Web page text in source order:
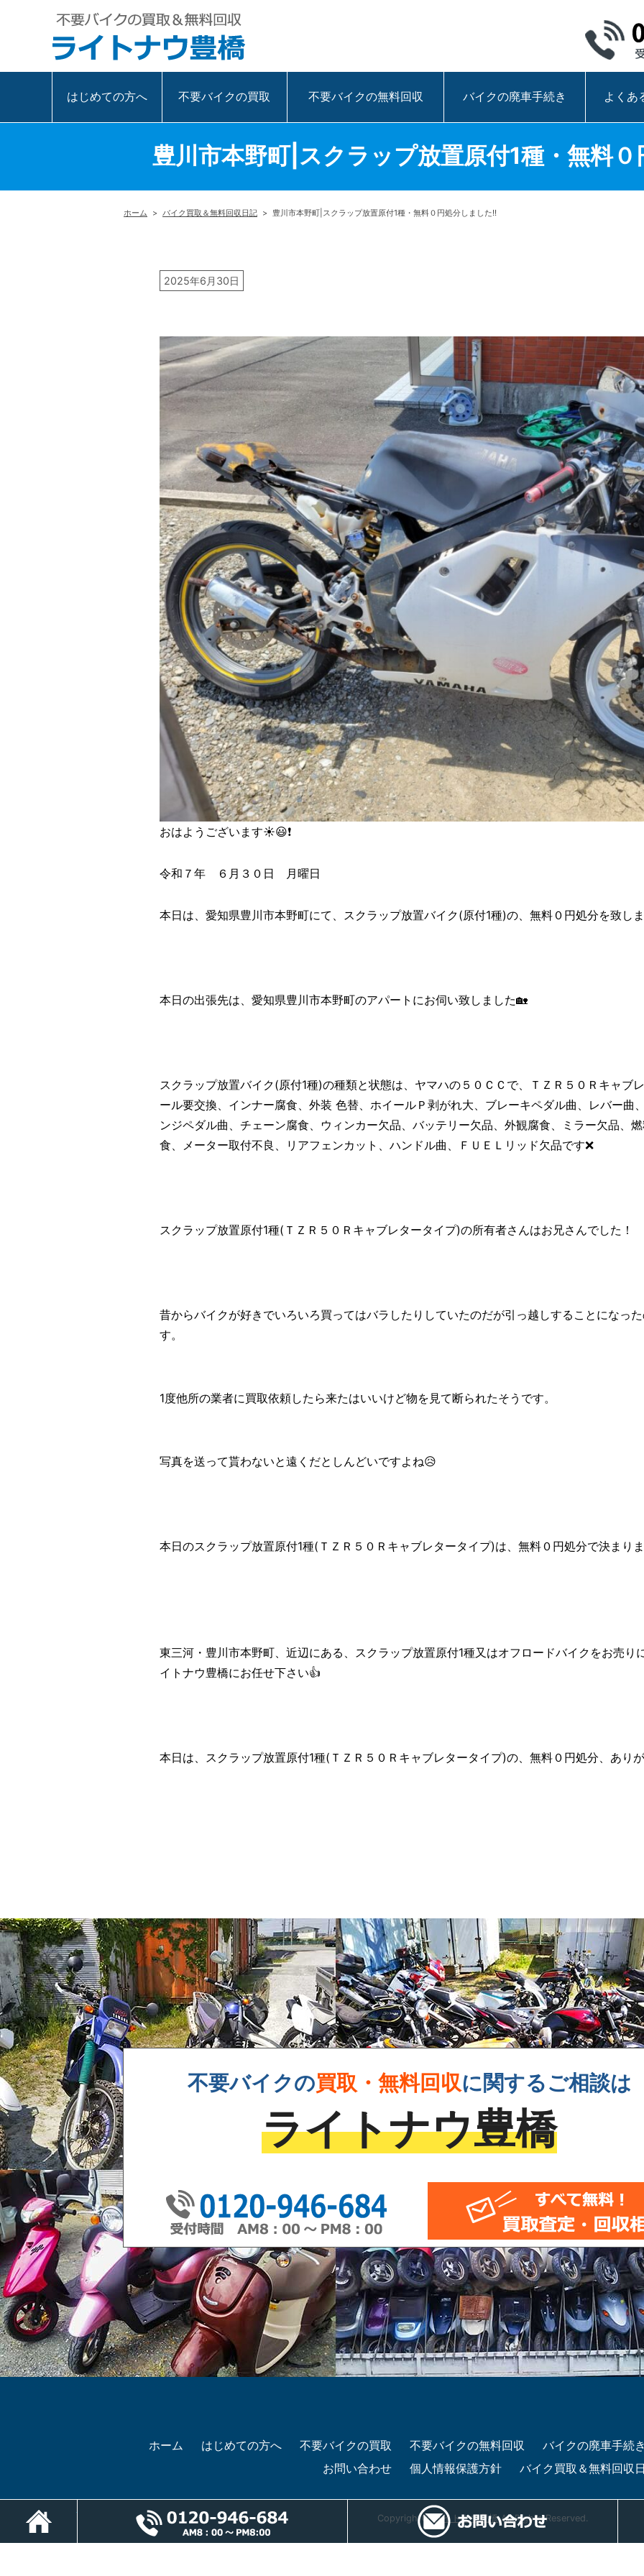
はじめての方へ 不要バイクの買取 不要バイクの無料回収 バイクの廃車手続き よくあ
豊川市本野町|スクラップ放置原付1種・無料
ホーム > バイク買取＆無料回収日記 > 豊川市本野町|スクラップ放置原付1種・無料０円処分しました!!
2025年6月30日
おはようございます☀😃❗
令和７年 ６月３０日 月曜日
本日は、愛知県豊川市本野町にて、スクラップ放置バイク(原付1種)の、無料０円処分を致し
本日の出張先は、愛知県豊川市本野町のアパートにお伺い致しました🏡
スクラップ放置バイク(原付1種)の種類と状態は、ヤマハの５０ＣＣで、ＴＺＲ５０Ｒキャブ
ール要交換、インナー腐食、外装 色替、ホイールＰ剥がれ大、ブレーキペダル曲、レバー曲
ンジペダル曲、チェーン腐食、ウィンカー欠品、バッテリー欠品、外観腐食、ミラー欠品、
食、メーター取付不良、リアフェンカット、ハンドル曲、ＦＵＥＬリッド欠品です❌
スクラップ放置原付1種(ＴＺＲ５０Ｒキャブレタータイプ)の所有者さんはお兄さんでした！
昔からバイクが好きでいろいろ買ってはバラしたりしていたのだが引っ越しすることになっ
す。
1度他所の業者に買取依頼したら来たはいいけど物を見て断られたそうです。
写真を送って貰わないと遠くだとしんどいですよね😥
本日のスクラップ放置原付1種(ＴＺＲ５０Ｒキャブレタータイプ)は、無料０円処分で決まり
東三河・豊川市本野町、近辺にある、スクラップ放置原付1種又はオフロードバイクをお売り
イトナウ豊橋にお任せ下さい👍️
本日は、スクラップ放置原付1種(ＴＺＲ５０Ｒキャブレタータイプ)の、無料０円処分、あり
不要バイクの買取・無料回収に関するご相談は
ライトナウ豊橋
ホーム はじめての方へ 不要バイクの買取 不要バイクの無料回収
バイクの廃車手続
お問い合わせ
個人情報保護方針 バイク買取＆無料回収
Copyright© ライトナウ豊橋All Rights Reserved.